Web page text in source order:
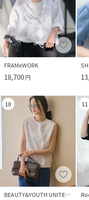
FRAMeWORK
18,700円
10
BEAUTY&YOUTH UNITED ARROWS
11